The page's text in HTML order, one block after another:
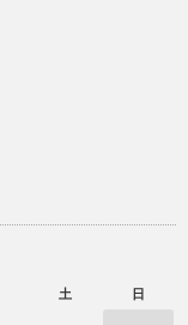
土 日